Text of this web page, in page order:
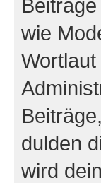
wie
dulden
wird